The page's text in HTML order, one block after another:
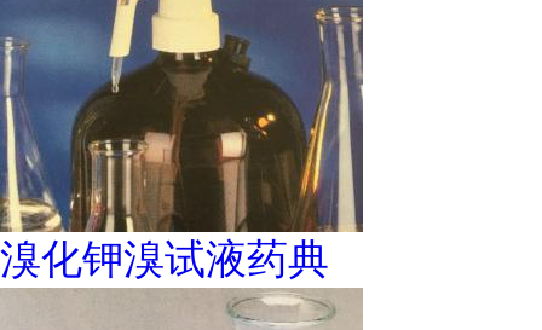
溴化钾溴试液药典